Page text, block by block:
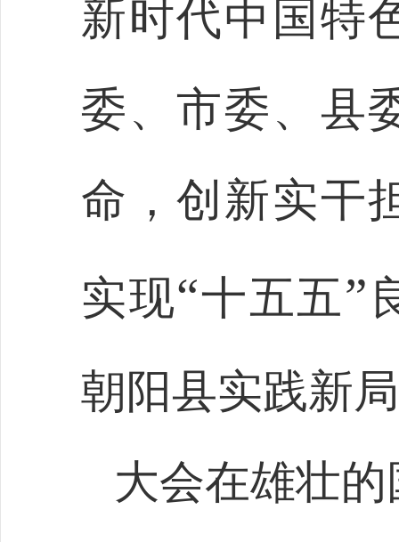
新时代中国特
委、市委、县
命，创新实干
实现“十五五”
朝阳县实践新
大会在雄壮